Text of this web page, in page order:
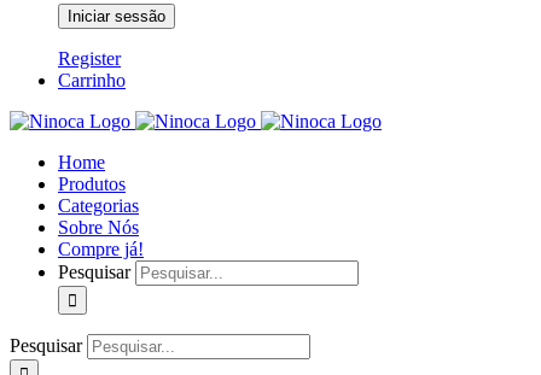
Register
Carrinho
Home
Produtos
Categorias
Sobre Nós
Compre já!
Pesquisar
Pesquisar